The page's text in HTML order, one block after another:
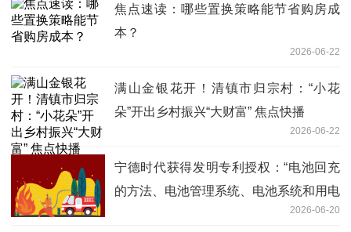
焦点速读：哪些置换策略能节省购房成
本？
2026-06-22
满山金银花开！清镇市归宗村：“小花
朵”开出乡村振兴“大财富” 焦点快播
2026-06-22
宁德时代获得发明专利授权：“电池回充
的方法、电池管理系统、电池系统和用电
2026-06-20